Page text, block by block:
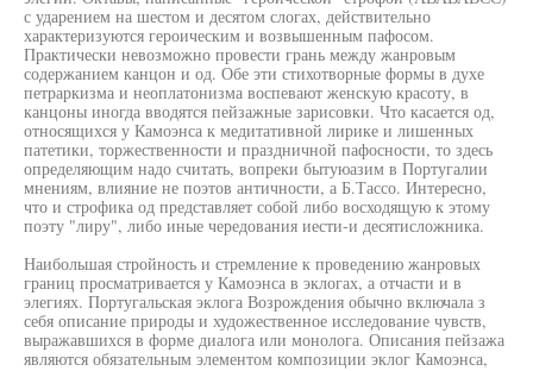
с ударением на шестом и десятом слогах, действительно
характеризуются героическим и возвышенным пафосом.
Практически невозможно провести грань между жанровым
содержанием канцон и од. Обе эти стихотворные формы в духе
петраркизма и неоплатонизма воспевают женскую красоту, в
канцоны иногда вводятся пейзажные зарисовки. Что касается од,
относящихся у Камоэнса к медитативной лирике и лишенных
патетики, торжественности и праздничной пафосности, то здесь
определяющим надо считать, вопреки бытуюазим в Португалии
мнениям, влияние не поэтов античности, а Б.Тассо. Интересно,
что и строфика од представляет собой либо восходящую к этому
поэту "лиру", либо иные чередования иести-и десятисложника.
Наибольшая стройность и стремление к проведению жанровых
границ просматривается у Камоэнса в эклогах, а отчасти и в
элегиях. Португальская эклога Возрождения обычно включала з
себя описание природы и художественное исследование чувств,
выражавшихся в форме диалога или монолога. Описания пейзажа
являются обязательным элементом композиции эклог Камоэнса,